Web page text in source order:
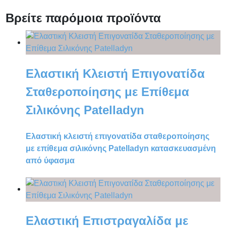
Βρείτε παρόμοια προϊόντα
Ελαστική Κλειστή Επιγονατίδα
Σταθεροποίησης με Επίθεμα
Σιλικόνης Patelladyn
Ελαστική κλειστή επιγονατίδα σταθεροποίησης
με επίθεμα σιλικόνης Patelladyn κατασκευασμένη
από ύφασμα
Ελαστική Επιστραγαλίδα με